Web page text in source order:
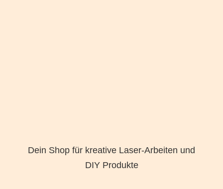
Dein Shop für kreative Laser-Arbeiten und
DIY Produkte